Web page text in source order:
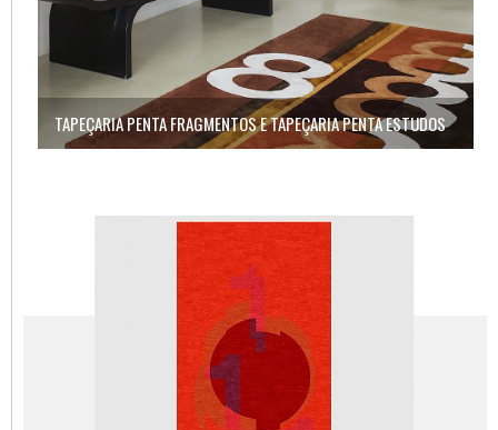
TAPEÇARIA PENTA FRAGMENTOS E TAPEÇARIA PENTA ESTUDOS